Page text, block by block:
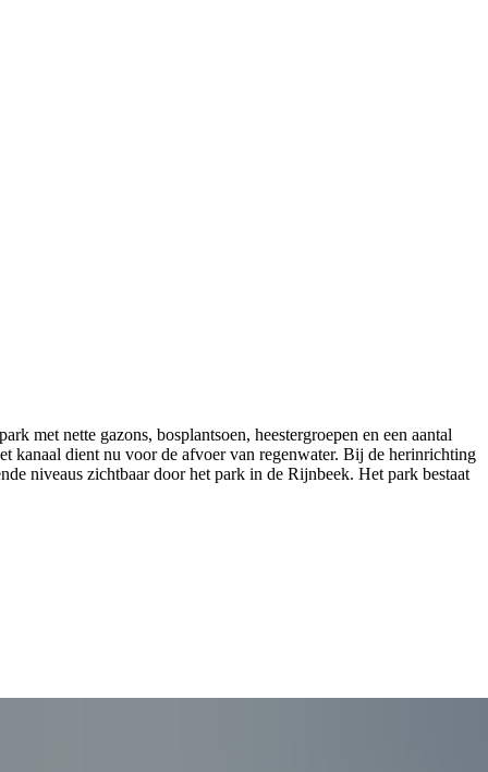
met nette gazons, bosplantsoen, heestergroepen en een aantal
kanaal dient nu voor de afvoer van regenwater. Bij de herinrichting
niveaus zichtbaar door het park in de Rijnbeek. Het park bestaat